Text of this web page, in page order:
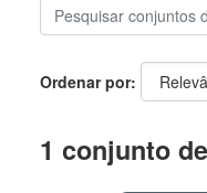
Ordenar por
1 conjunto